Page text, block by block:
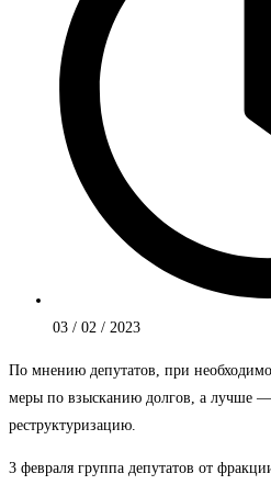
03 / 02 / 2023
По мнению депутатов, при
меры по взысканию долгов, а лучше
реструктуризацию.
3 февраля группа депутатов от